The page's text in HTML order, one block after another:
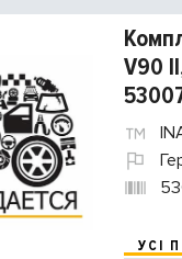
V90
УСІ